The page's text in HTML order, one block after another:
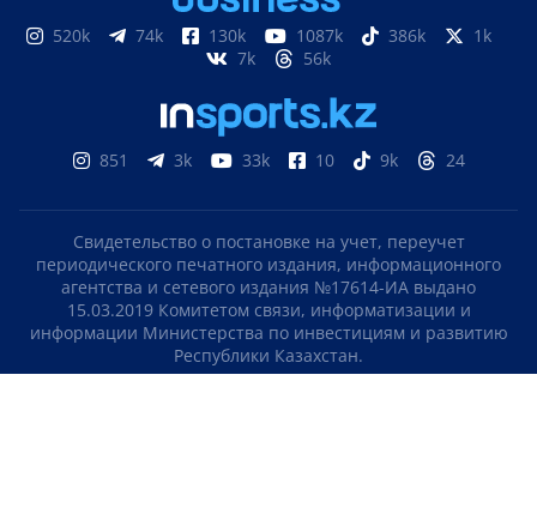
520k 74k 130k 1087k 386k
1k
7k
56k
851 3k 33k 10 9k 24
Свидетельство о постановке на учет, переучет
периодического печатного издания, информационного
агентства и сетевого издания №17614-ИА выдано
15.03.2019 Комитетом связи, информатизации и
информации Министерства по инвестициям и развитию
Республики Казахстан.